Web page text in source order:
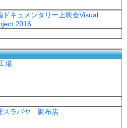
ドキュメンタリー上映会Visual
2016
場
スラバヤ 調布店